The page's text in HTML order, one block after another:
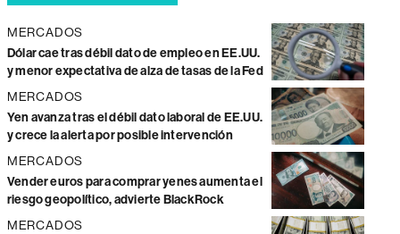
MERCADOS
Dólar cae tras débil dato de empleo en EE.UU.
y menor expectativa de alza de tasas de la Fed
MERCADOS
Yen avanza tras el débil dato laboral de EE.UU.
y crece la alerta por posible intervención
MERCADOS
Vender euros para comprar yenes aumenta el
riesgo geopolítico, advierte BlackRock
MERCADOS